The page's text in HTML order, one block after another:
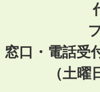
窓口・電話受
（土